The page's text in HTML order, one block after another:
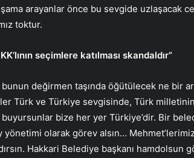
arayanlar önce bu sevgide uzlaşacak
toktur.
seçimlere katılması skandaldır”
bunun değirmen taşında öğütülecek ne bir
Türk ve Türkiye sevgisinde, Türk
bize her yer Türkiye’dir. Bir
yönetimi olarak görev alsın…
Hakkari Belediye başkanı hamdolsun